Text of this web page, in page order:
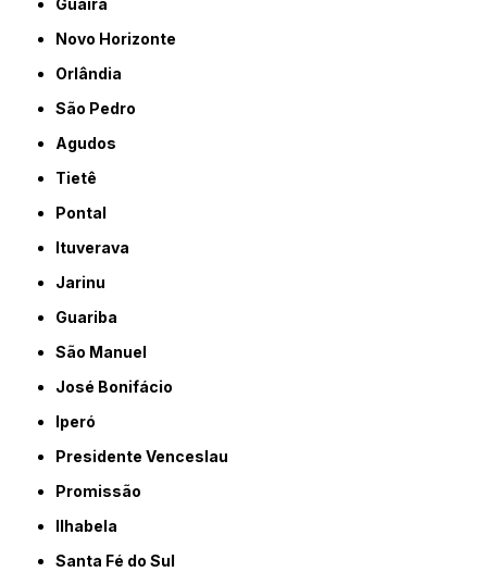
Guaíra
Novo Horizonte
Orlândia
São Pedro
Agudos
Tietê
Pontal
Ituverava
Jarinu
Guariba
São Manuel
José Bonifácio
Iperó
Presidente Venceslau
Promissão
Ilhabela
Santa Fé do Sul